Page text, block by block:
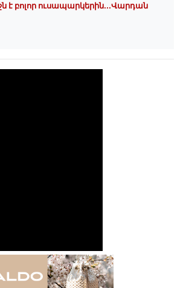
է բոլոր ուսապարկերին․․․Վարդան